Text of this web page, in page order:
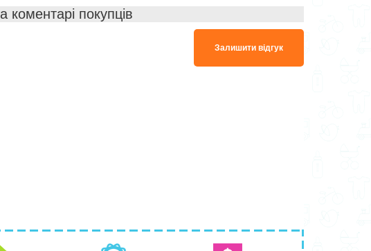
коментарі покупців
Залишити відгук